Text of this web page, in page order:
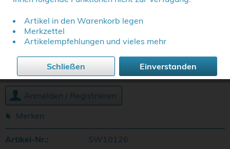
Gurtlängen:
Melden Sie sich hier an, um die Preise zu sehen.
Anmelden / Registrieren
Merken
Artikel-Nr.: SW10126
Artikel in den Warenkorb legen
Merkzettel
Artikelempfehlungen und vieles mehr
Einverstanden
Schließen